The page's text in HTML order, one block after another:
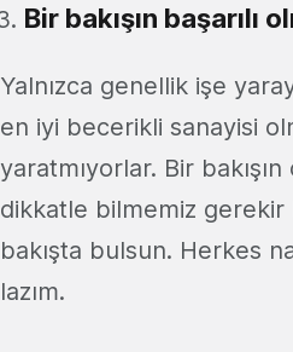
Bir bakışın başarılı
Yalnızca genellik işe
en iyi becerikli sanayisi
yaratmıyorlar. Bir
dikkatle bilmemiz gerekir
bakışta bulsun. Herkes
lazım.